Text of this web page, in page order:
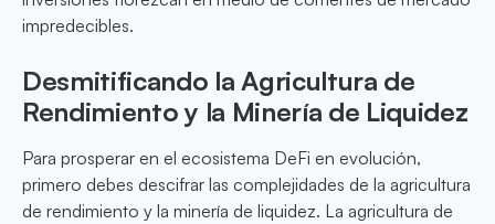
impredecibles.
Desmitificando la Agricultura de
Rendimiento y la Minería de Liquidez
Para prosperar en el ecosistema DeFi en evolución,
primero debes descifrar las complejidades de la agricultura
de rendimiento y la minería de liquidez. La agricultura de